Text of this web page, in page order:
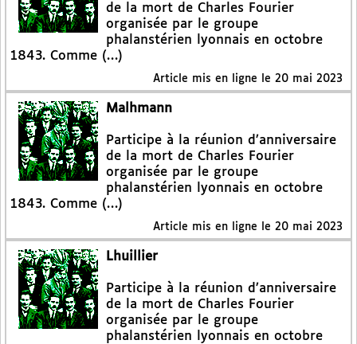
de la mort de Charles Fourier
organisée par le groupe
phalanstérien lyonnais en octobre
1843. Comme (…)
Article mis en ligne le 20 mai 2023
Malhmann
Participe à la réunion d’anniversaire
de la mort de Charles Fourier
organisée par le groupe
phalanstérien lyonnais en octobre
1843. Comme (…)
Article mis en ligne le 20 mai 2023
Lhuillier
Participe à la réunion d’anniversaire
de la mort de Charles Fourier
organisée par le groupe
phalanstérien lyonnais en octobre